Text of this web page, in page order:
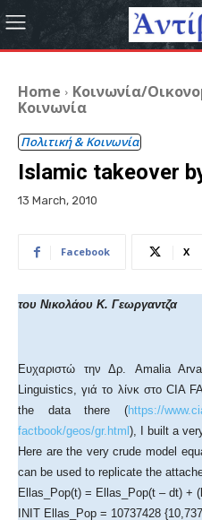
Home Κοινωνία/
Κοινωνία
Πολιτική & Κοινωνία
Islamic takeover
13 March, 2010
Facebook X
του Νικολάου Κ. Γεωργαντζα
Ευχαριστώ την Δρ. Amalia
Linguistics, γιά το λίνκ στο CIA
the data there (https://
factbook/geos/gr.html ), I built a
Here are the very crude model
can be used to replicate the
Ellas_Pop(t) = Ellas_Pop(t – dt) +
INIT Ellas_Pop = 10737428